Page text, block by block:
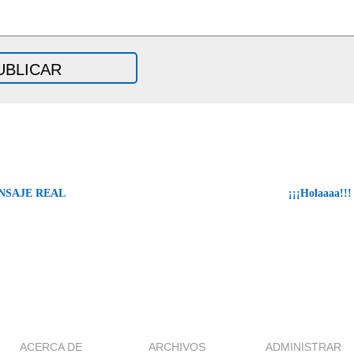
REAL
ACERCA DE ARCHIVOS ADMINISTRAR